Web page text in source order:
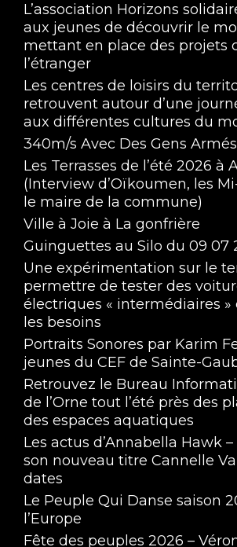
L’association Horizons
aux jeunes de découvrir le
mettant en place des projets
l’étranger
Les centres de loisirs du
retrouvent autour d’une
aux différentes cultures du
340m/s Avec Des Gens Armés
Les Terrasses de l’été 2026 à
(Interview d’Oïkoumen, les
le maire de la commune)
Ville à Joie à La gonfrière
Guinguettes au Silo du 09 07
Une expérimentation sur le
permettre de tester des
électriques « intermédiaires »
les besoins
Portraits Sonores par Karim
jeunes du CEF de Sainte-
Retrouvez le Bureau
de l’Orne tout l’été près des
des espaces aquatiques
Les actus d’Annabella Hawk
son nouveau titre Cannelle
dates
Le Peuple Qui Danse saison
l’Europe
Fête des peuples 2026 –